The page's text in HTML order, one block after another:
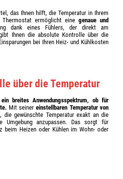
das Ihnen hilft, die Temperatur in Ihrem
ermöglicht eine genaue und
dank eines Fühlers, der direkt am
Ihnen die absolute Kontrolle über die
bei Ihren Heiz- und Kühlkosten
über die Temperatur
ein breites Anwendungsspektrum, ob für
Mit seinereinstellbaren Temperatur von
gewünschte Temperatur exakt an die
Umgebung anzupassen. Das sorgt für
beim Heizen oder Kühlen im Wohn- oder